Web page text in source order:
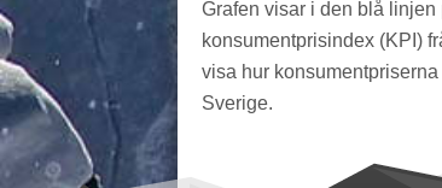
Grafen visar i den blå
konsumentprisindex (KPI)
visa hur
Sverige.